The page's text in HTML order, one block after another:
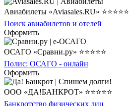
Авиабилеты «Aviasales.RU» ⭐⭐⭐⭐⭐
Поиск авиабилетов и отелей
Оформить
ОСАГО «Сравни.ру» ⭐⭐⭐⭐⭐
Полис: ОСАГО - онлайн
Оформить
ООО «ДА!БАНКРОТ» ⭐⭐⭐⭐⭐
Банкротство физических лиц